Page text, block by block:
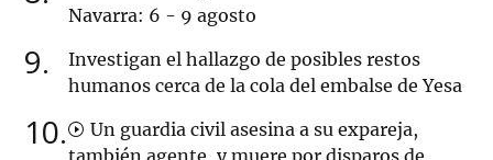
Navarra: 6 - 9 agosto
9
Investigan el hallazgo de posibles restos
humanos cerca de la cola del embalse de Yesa
10
Un guardia civil asesina a su expareja,